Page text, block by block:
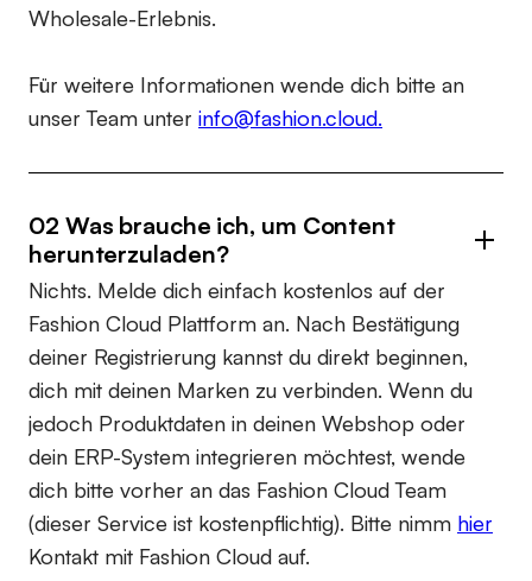
Wholesale-Erlebnis.
Für weitere Informationen wende dich bitte an
unser Team unter info@fashion.cloud.
02 Was brauche ich, um Content
herunterzuladen?
Nichts. Melde dich einfach kostenlos auf der
Fashion Cloud Plattform an. Nach Bestätigung
deiner Registrierung kannst du direkt beginnen,
dich mit deinen Marken zu verbinden. Wenn du
jedoch Produktdaten in deinen Webshop oder
dein ERP-System integrieren möchtest, wende
dich bitte vorher an das Fashion Cloud Team
(dieser Service ist kostenpflichtig). Bitte nimm hier
Kontakt mit Fashion Cloud auf.